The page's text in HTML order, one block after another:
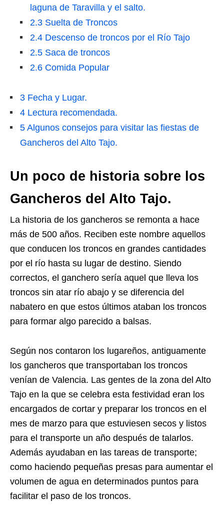
laguna de Taravilla y el salto.
2.3 Suelta de Troncos
2.4 Descenso de troncos por el Río Tajo
2.5 Saca de troncos
2.6 Comida Popular
3 Fecha y Lugar.
4 Lectura recomendada.
5 Algunos consejos para visitar las fiestas de
Gancheros del Alto Tajo.
Un poco de historia sobre los
Gancheros del Alto Tajo.
La historia de los gancheros se remonta a hace
más de 500 años. Reciben este nombre aquellos
que conducen los troncos en grandes cantidades
por el río hasta su lugar de destino. Siendo
correctos, el ganchero sería aquel que lleva los
troncos sin atar río abajo y se diferencia del
nabatero en que estos últimos ataban los troncos
para formar algo parecido a balsas.
Según nos contaron los lugareños, antiguamente
los gancheros que transportaban los troncos
venían de Valencia. Las gentes de la zona del Alto
Tajo en la que se celebra esta festividad eran los
encargados de cortar y preparar los troncos en el
mes de marzo para que estuviesen secos y listos
para el transporte un año después de talarlos.
Además ayudaban en las tareas de transporte;
como haciendo pequeñas presas para aumentar el
volumen de agua en determinados puntos para
facilitar el paso de los troncos.